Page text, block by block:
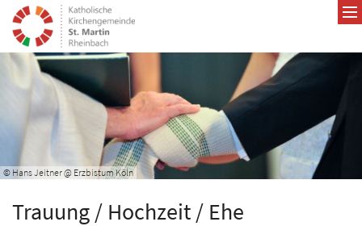
Zum Inhalt springen
© Hans Jeitner @ Erzbistum Köln
Trauung / Hochzeit / Ehe